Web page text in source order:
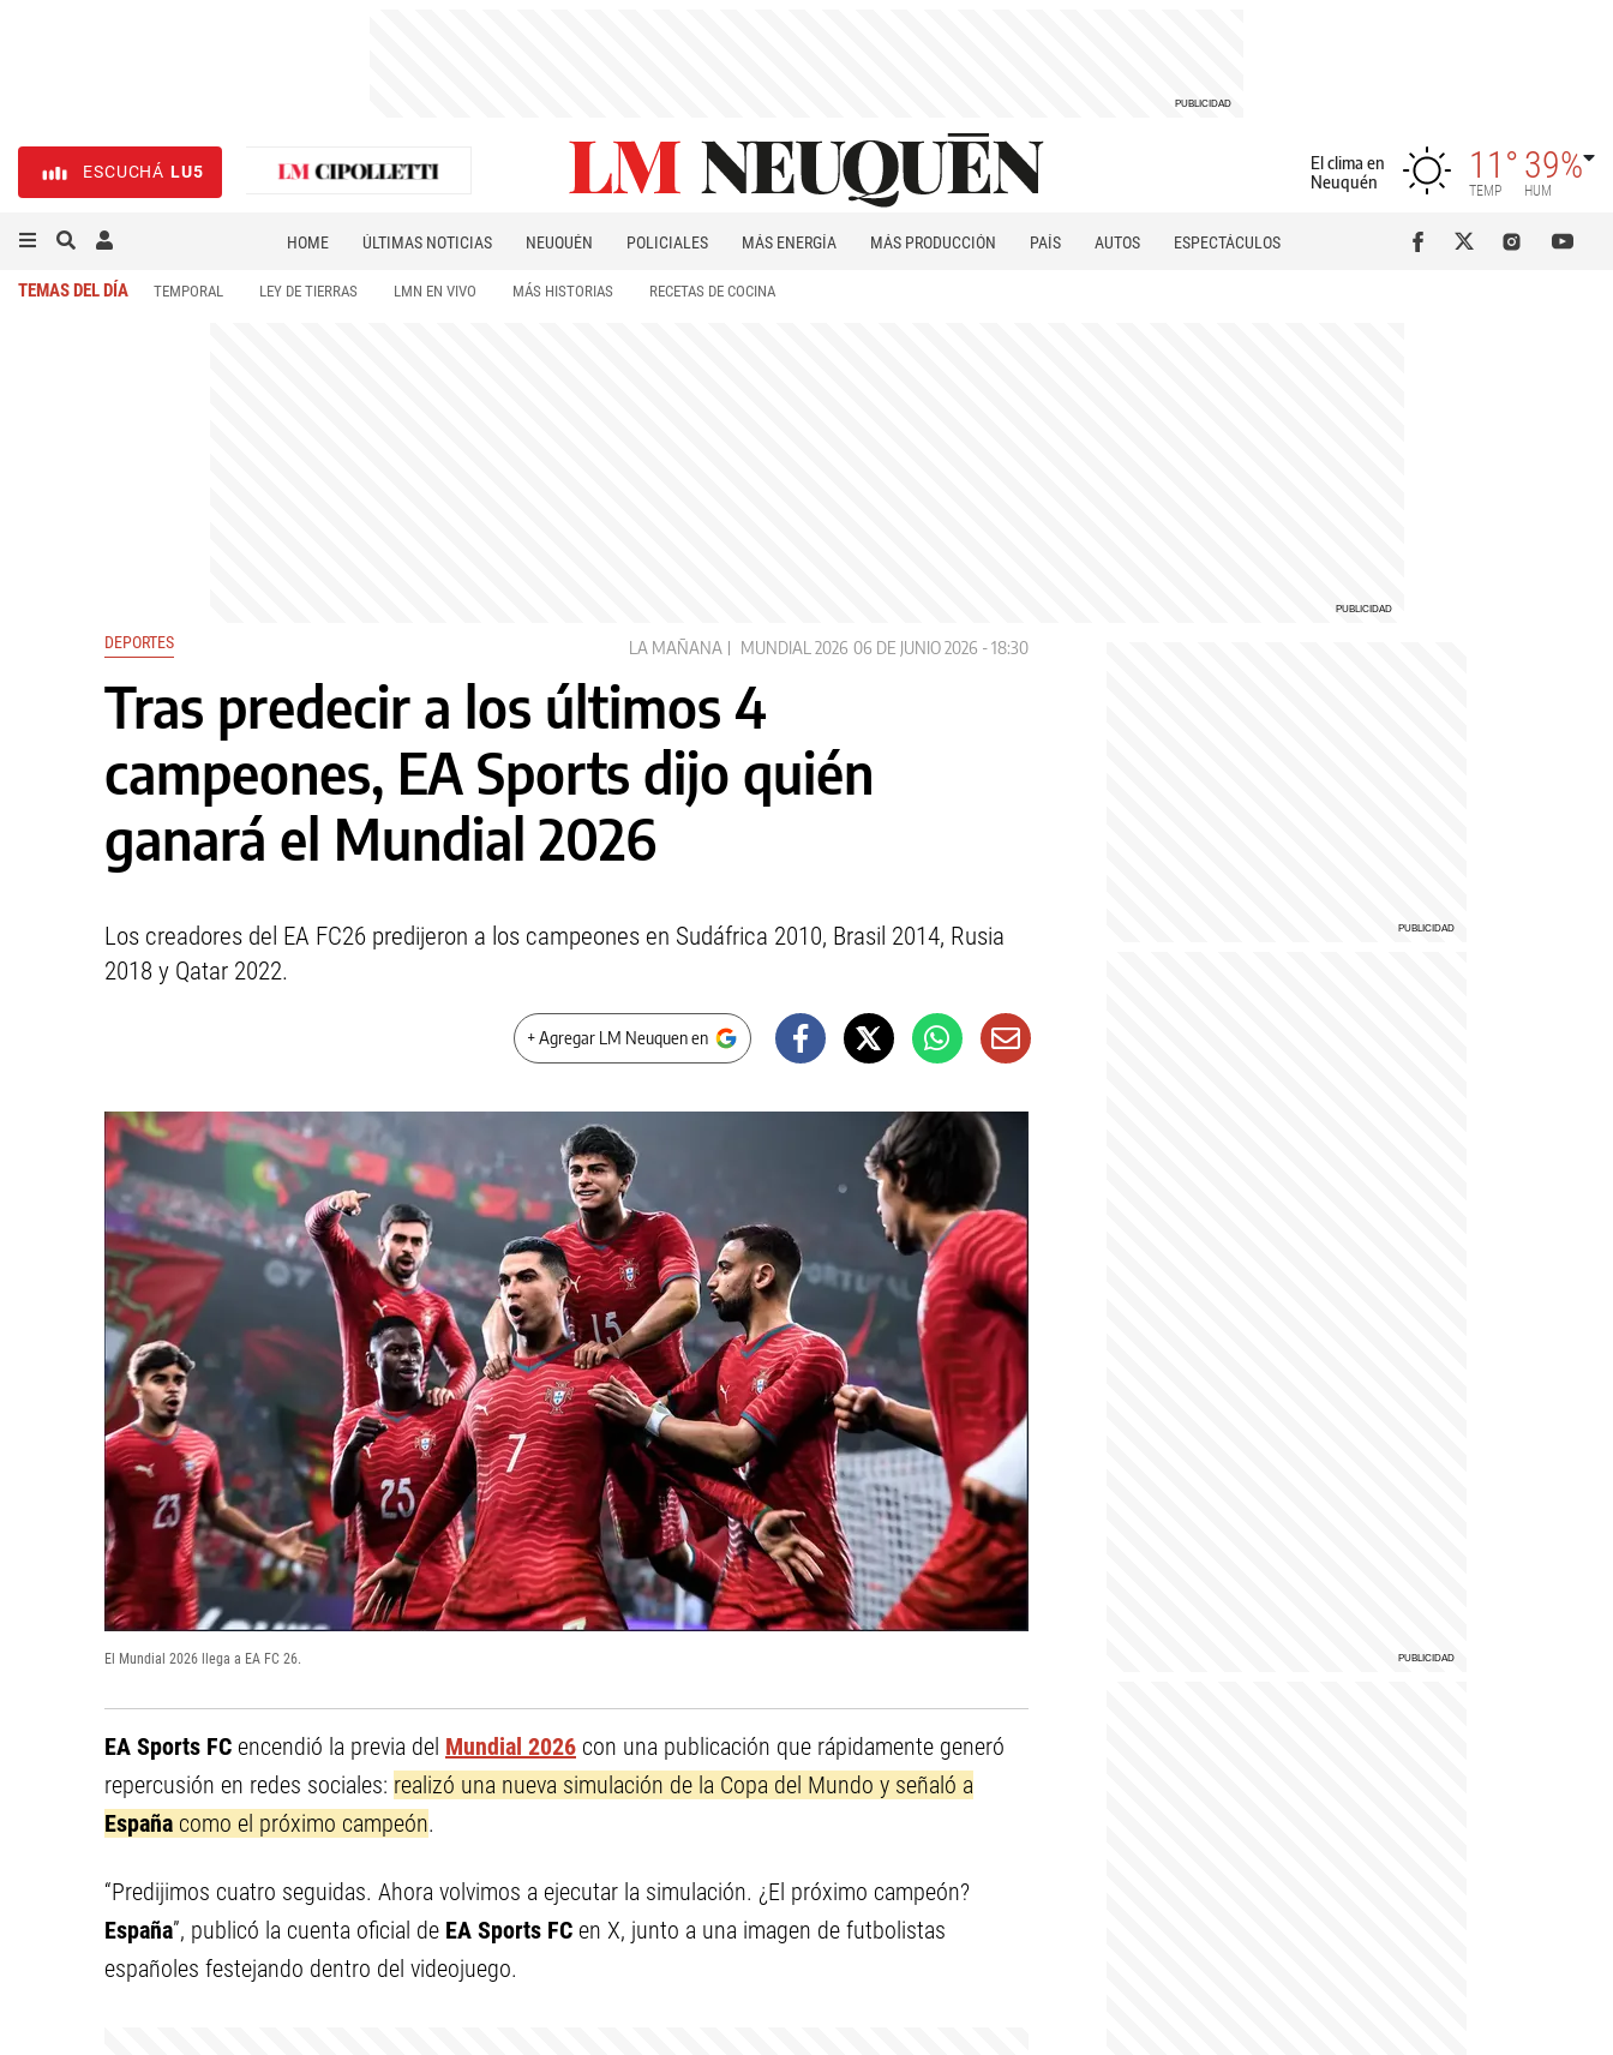
ESCUCHÁ LU5
El clima en
Neuquén
11°
TEMP
39%
HUM
HOME ÚLTIMAS NOTICIAS NEUQUÉN POLICIALES MÁS ENERGÍA MÁS PRODUCCIÓN PAÍS AUTOS
ESPECTÁCULOS
TEMAS DEL DÍA TEMPORAL LEY DE TIERRAS LMN EN VIVO MÁS HISTORIAS RECETAS DE COCINA
DEPORTES LA MAÑANA MUNDIAL 2026 06 DE JUNIO 2026 - 18:30
Tras predecir a los últimos 4
campeones, EA Sports dijo quién
ganará el Mundial 2026
Los creadores del EA FC26 predijeron a los campeones en Sudáfrica 2010, Brasil 2014, Rusia
2018 y Qatar 2022.
+ Agregar LM Neuquen en
El Mundial 2026 llega a EA FC 26.
EA Sports FC encendió la previa del Mundial 2026 con una publicación que rápidamente generó
repercusión en redes sociales: realizó una nueva simulación de la Copa del Mundo y señaló a
España como el próximo campeón.
“Predijimos cuatro seguidas. Ahora volvimos a ejecutar la simulación. ¿El próximo campeón?
España”, publicó la cuenta oficial de EA Sports FC en X, junto a una imagen de futbolistas
españoles festejando dentro del videojuego.